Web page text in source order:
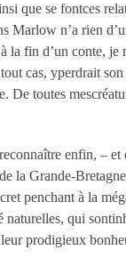
que se fontces
Marlow n’a rien
la fin d’un conte,
cas, yperdrait
toutes
enfin, –
la Grande-
penchant à la
qui
prodigieux